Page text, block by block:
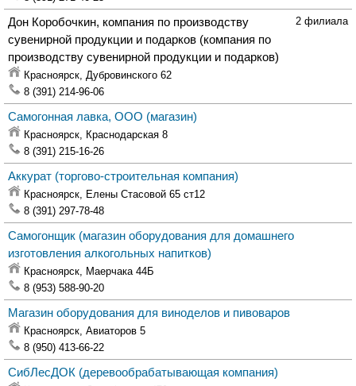
2 филиала
Дон Коробочкин, компания по производству
сувенирной продукции и подарков (компания по
производству сувенирной продукции и подарков)
Красноярск, Дубровинского 62
8 (391) 214-96-06
Самогонная лавка, ООО (магазин)
Красноярск, Краснодарская 8
8 (391) 215-16-26
Аккурат (торгово-строительная компания)
Красноярск, Елены Стасовой 65 ст12
8 (391) 297-78-48
Самогонщик (магазин оборудования для домашнего
изготовления алкогольных напитков)
Красноярск, Маерчака 44Б
8 (953) 588-90-20
Магазин оборудования для виноделов и пивоваров
Красноярск, Авиаторов 5
8 (950) 413-66-22
СибЛесДОК (деревообрабатывающая компания)